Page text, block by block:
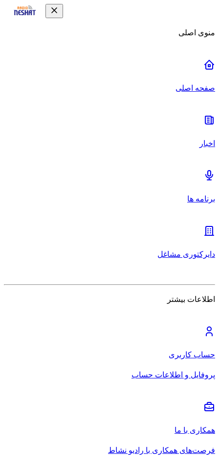
منوی اصلی
صفحه اصلی
اخبار
برنامه ها
دایرکتوری مشاغل
اطلاعات بیشتر
حساب کاربری
پروفایل و اطلاعات حساب
همکاری با ما
فرصت‌های همکاری با رادیو نشاط